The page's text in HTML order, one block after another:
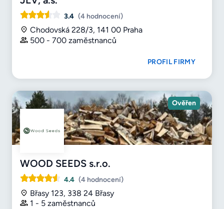
3.4 (4 hodnocení)
Chodovská 228/3, 141 00 Praha
500 - 700 zaměstnanců
PROFIL FIRMY
Ověřen
WOOD SEEDS s.r.o.
4.4 (4 hodnocení)
Břasy 123, 338 24 Břasy
1 - 5 zaměstnanců